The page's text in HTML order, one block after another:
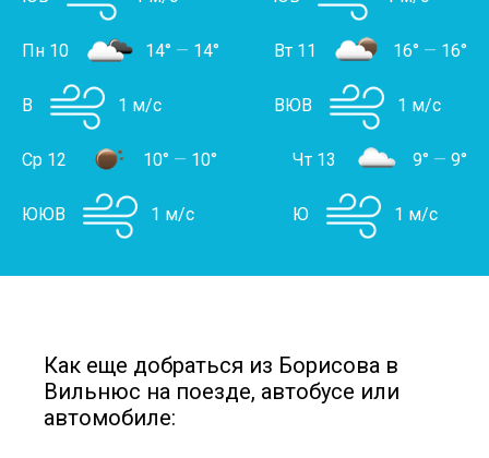
Пн 10 14° — 14°
В 1 м/с
Вт 11 16° — 16°
ВЮВ 1 м/с
Ср 12 10° — 10°
ЮЮВ 1 м/с
Чт 13 9° — 9°
Ю 1 м/с
Как еще добраться из Борисова в
Вильнюс на поезде, автобусе или
автомобиле: